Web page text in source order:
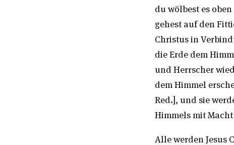
du wölbest es
gehest auf den
Christus in
die Erde dem
und Herrscher
dem Himmel
Red.], und sie
Himmels mit
Alle werden Jesus